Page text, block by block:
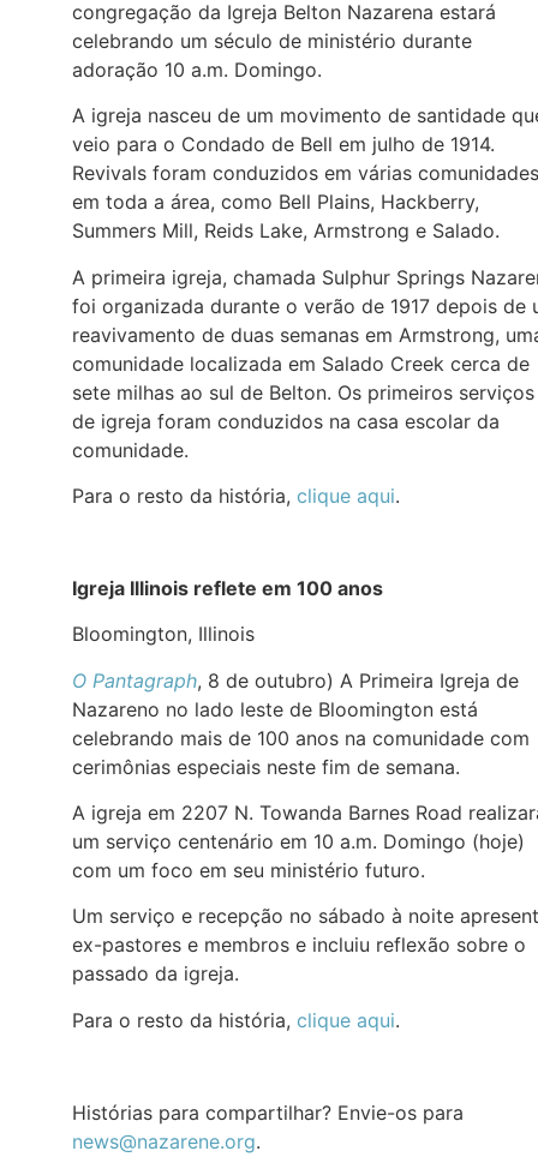
congregação da Igreja Belton Nazarena estará
celebrando um século de ministério durante
adoração 10 a.m. Domingo.
A igreja nasceu de um movimento de santidade
veio para o Condado de Bell em julho de 1914.
Revivals foram conduzidos em várias comunidades
em toda a área, como Bell Plains, Hackberry,
Summers Mill, Reids Lake, Armstrong e Salado.
A primeira igreja, chamada Sulphur Springs
foi organizada durante o verão de 1917 depois de
reavivamento de duas semanas em Armstrong,
comunidade localizada em Salado Creek cerca de
sete milhas ao sul de Belton. Os primeiros serviços
de igreja foram conduzidos na casa escolar da
comunidade.
Para o resto da história, clique aqui.
Igreja Illinois reflete em 100 anos
Bloomington, Illinois
O Pantagraph, 8 de outubro) A Primeira Igreja de
Nazareno no lado leste de Bloomington está
celebrando mais de 100 anos na comunidade com
cerimônias especiais neste fim de semana.
A igreja em 2207 N. Towanda Barnes Road
um serviço centenário em 10 a.m. Domingo (hoje)
com um foco em seu ministério futuro.
Um serviço e recepção no sábado à noite
ex-pastores e membros e incluiu reflexão sobre o
passado da igreja.
Para o resto da história, clique aqui.
Histórias para compartilhar? Envie-os para
news@nazarene.org.